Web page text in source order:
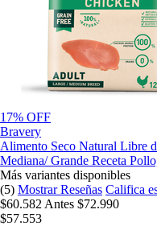
17% OFF
Bravery
Alimento Seco Natural Libre
Mediana/ Grande Receta
Más variantes disponibles
(5) Mostrar Reseñas Califica
$60.582 Antes $72.990
$57.553